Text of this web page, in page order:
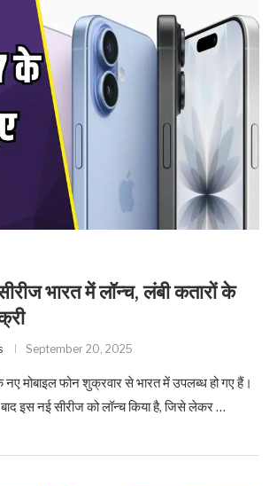
भारत में लॉन्च, लंबी कतारों के
September 20, 2025
मोबाइल फोन शुक्रवार से भारत में उपलब्ध हो गए हैं।
इस नई सीरीज को लॉन्च किया है, जिसे लेकर …